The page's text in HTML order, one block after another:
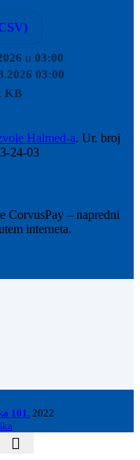
u 03:00
03:00
KB
Halmed-a. Ur. broj
24-03
CorvusPay – napredni
interneta.
101. 2022